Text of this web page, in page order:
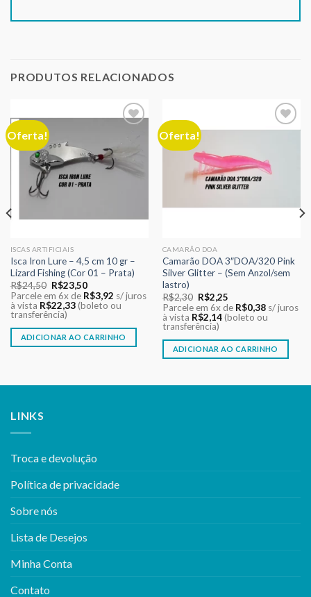
PRODUTOS RELACIONADOS
Oferta!
desejos
ISCAS ARTIFICIAIS
Isca Iron Lure – 4,5 cm 10 gr –
Lizard Fishing (Cor 01 – Prata)
R$24,50 O
preço
original
era:
R$24,50.
R$23,50O
preço
atual
é:
Parcele em 6x de R$3,92 s/ juros
à vista R$22,33 (boleto ou
transferência)
ADICIONAR AO CARRINHO
Oferta!
CAMARÃO DOA
Camarão DOA 3″DOA/320 Pink
Silver Glitter – (Sem Anzol/sem
lastro)
R$2,30 O
preço
original
era:
R$2,30.
R$2,25O
preço
atual
é:
Parcele em 6x de R$0,38 s/ juros
à vista R$2,14 (boleto ou
transferência)
ADICIONAR AO CARRINHO
LINKS
Troca e devolução
Política de privacidade
Sobre nós
Lista de Desejos
Minha Conta
Contato